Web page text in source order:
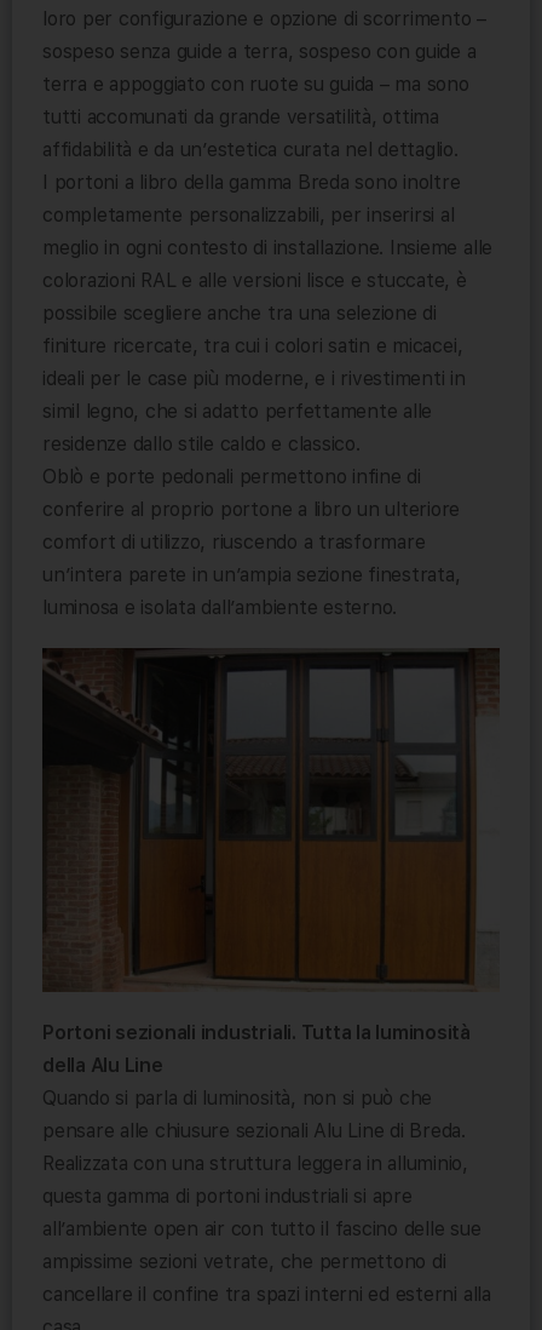
loro per configurazione e opzione di scorrimento –
sospeso senza guide a terra, sospeso con guide a
terra e appoggiato con ruote su guida – ma sono
tutti accomunati da grande versatilità, ottima
affidabilità e da un’estetica curata nel dettaglio.
I portoni a libro della gamma Breda sono inoltre
completamente personalizzabili, per inserirsi al
meglio in ogni contesto di installazione. Insieme alle
colorazioni RAL e alle versioni lisce e stuccate, è
possibile scegliere anche tra una selezione di
finiture ricercate, tra cui i colori satin e micacei,
ideali per le case più moderne, e i rivestimenti in
simil legno, che si adatto perfettamente alle
residenze dallo stile caldo e classico.
Oblò e porte pedonali permettono infine di
conferire al proprio portone a libro un ulteriore
comfort di utilizzo, riuscendo a trasformare
un’intera parete in un’ampia sezione finestrata,
luminosa e isolata dall’ambiente esterno.
Portoni sezionali industriali. Tutta la luminosità
della Alu Line
Quando si parla di luminosità, non si può che
pensare alle chiusure sezionali Alu Line di Breda.
Realizzata con una struttura leggera in alluminio,
questa gamma di portoni industriali si apre
all’ambiente open air con tutto il fascino delle sue
ampissime sezioni vetrate, che permettono di
cancellare il confine tra spazi interni ed esterni alla